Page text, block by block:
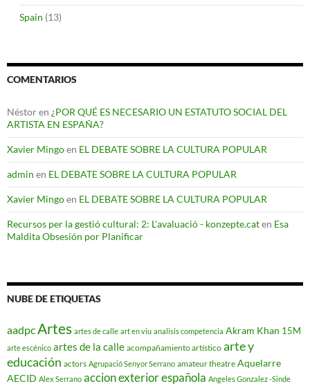
Spain (13)
COMENTARIOS
Néstoren ¿POR QUÉ ES NECESARIO UN ESTATUTO SOCIAL DEL
ARTISTA EN ESPAÑA?
Xavier Mingoen EL DEBATE SOBRE LA CULTURA POPULAR
admin en EL DEBATE SOBRE LA CULTURA POPULAR
Xavier Mingoen EL DEBATE SOBRE LA CULTURA POPULAR
Recursos per la gestió cultural: 2: L'avaluació - konzepte.caten Esa
Maldita Obsesión por Planificar
NUBE DE ETIQUETAS
aadpcArtes artes de calle art en viu analisis competencia Akram Khan 15M
arte escénico artes de la calle acompañamiento artístico arte y
educación actors Agrupació Senyor Serrano amateur theatre Aquelarre
AECID Alex Serrano accion exterior española Angeles Gonzalez -Sinde